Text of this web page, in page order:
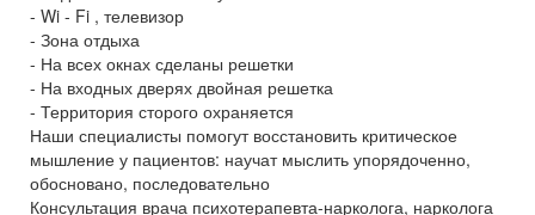
- Wi - Fi , телевизор
- Зона отдыха
- На всех окнах сделаны решетки
- На входных дверях двойная решетка
- Территория сторого охраняется
Наши специалисты помогут восстановить критическое
мышление у пациентов: научат мыслить упорядоченно,
обосновано, последовательно
Консультация врача психотерапевта-нарколога, нарколога